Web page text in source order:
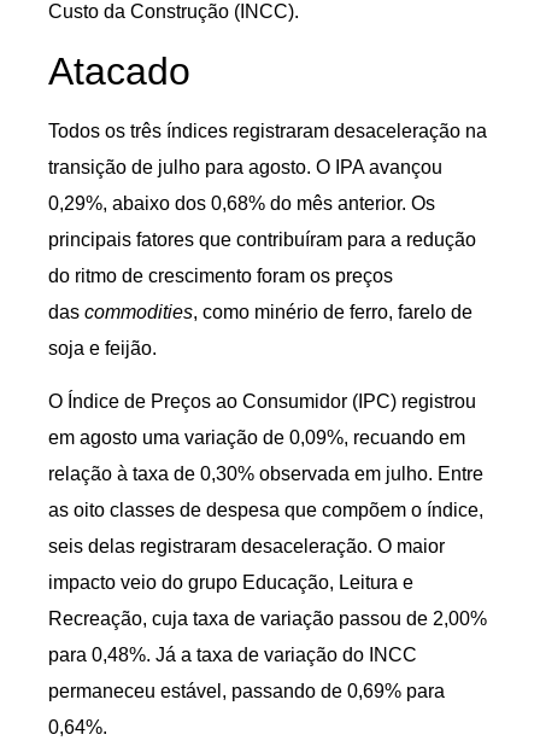
Custo da Construção (INCC).
Atacado
Todos os três índices registraram desaceleração na
transição de julho para agosto. O IPA avançou
0,29%, abaixo dos 0,68% do mês anterior. Os
principais fatores que contribuíram para a redução
do ritmo de crescimento foram os preços
das commodities, como minério de ferro, farelo de
soja e feijão.
O Índice de Preços ao Consumidor (IPC) registrou
em agosto uma variação de 0,09%, recuando em
relação à taxa de 0,30% observada em julho. Entre
as oito classes de despesa que compõem o índice,
seis delas registraram desaceleração. O maior
impacto veio do grupo Educação, Leitura e
Recreação, cuja taxa de variação passou de 2,00%
para 0,48%. Já a taxa de variação do INCC
permaneceu estável, passando de 0,69% para
0,64%.